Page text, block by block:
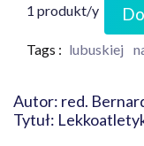
1 produkt/y
Tags : lubuskiej
Autor: red.
Tytuł: